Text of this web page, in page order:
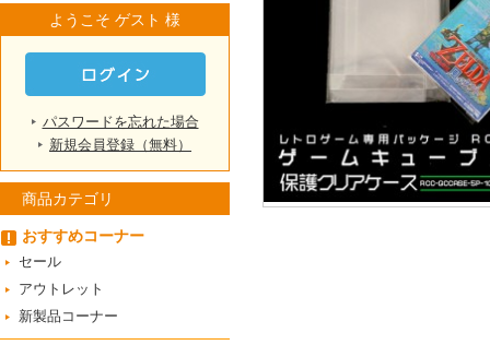
ようこそ ゲスト 様
パスワードを忘れた場合
新規会員登録（無料）
商品カテゴリ
おすすめコーナー
セール
アウトレット
新製品コーナー